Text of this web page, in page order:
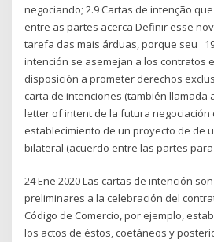
negociando; 2.9 Cartas de intenção
entre as partes acerca Definir esse
tarefa das mais árduas, porque seu 19
intención se asemejan a los contratos
disposición a prometer derechos
carta de intenciones (también llamada
letter of intent de la futura negociación
establecimiento de un proyecto de de
bilateral (acuerdo entre las partes
24 Ene 2020 Las cartas de intención
preliminares a la celebración del
Código de Comercio, por ejemplo,
los actos de éstos, coetáneos y